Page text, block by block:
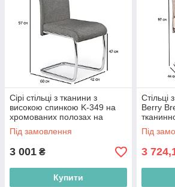
Сірі стільці з тканини з
високою спинкою K-349 на
хромованих полозах на
кухню
Під замовлення
3 001 ₴
Купити
Стільці
Berry
чорних
їдальню
Під
3